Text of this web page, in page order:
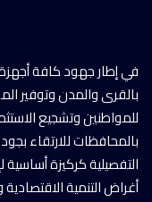
في إطار جهود كافة
بالقرى والمدن وتوفير
للمواطنين وتشجيع
بالمحافظات للارتقاء
التفصيلية كركيزة أساسية
أغراض التنمية